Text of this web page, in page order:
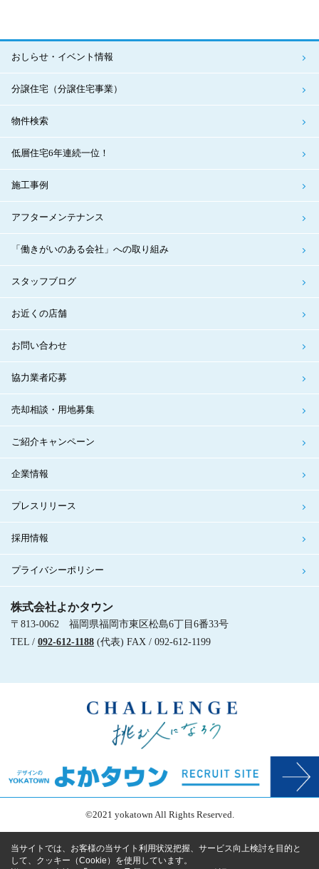
おしらせ・イベント情報
分譲住宅（分譲住宅事業）
物件検索
低層住宅6年連続一位！
施工事例
アフターメンテナンス
「働きがいのある会社」への取り組み
スタッフブログ
お近くの店舗
お問い合わせ
協力業者応募
売却相談・用地募集
ご紹介キャンペーン
企業情報
プレスリリース
採用情報
プライバシーポリシー
株式会社よかタウン
〒813-0062 福岡県福岡市東区松島6丁目6番33号
TEL / 092-612-1188 (代表) FAX / 092-612-1199
©2021 yokatown All Rights Reserved.
当サイトでは、お客様の当サイト利用状況把握、サービス向上検討を目的と
して、クッキー（Cookie）を使用しています。